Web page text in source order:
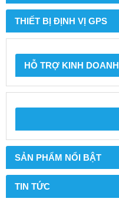
THIẾT BỊ ĐỊNH VỊ GPS
HỖ TRỢ KINH DOANH
SẢN PHẨM NỔI BẬT
TIN TỨC